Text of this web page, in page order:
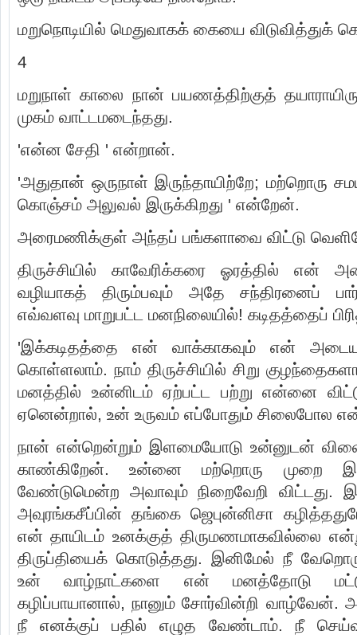
மறுநொடியில் மெதுவாகக் கையை விடுவித்துக்
4
மறுநாள் காலை நான் பயணத்திற்குத்
முகம் வாட்டமடைந்தது.
'என்ன சேதி ' என்றான்.
'அதுதான் ஒருநாள் இருந்தாயிற்றே; மற்றொரு
கொஞ்சம் அலுவல் இருக்கிறது ' என்றேன்.
அரைமணிக்குள் அந்தப் பங்களாவை விட்டு
திருச்சியில் காவேரிக்கரை ஓரத்தில் என்
வழியாகத் திரும்பவும் அதே சந்திரனைப்
எவ்வளவு மாறுபட்ட மனநிலையில்! கடிதத்தைப்
'இக்கடிதத்தை என் வாக்காகவும் என்
கொள்ளலாம். நாம் திருச்சியில் சிறு
மனத்தில் உன்னிடம் ஏற்பட்ட பற்று என்னை
ஏனென்றால், உன் உருவம் எப்போதும் சிலைபோல
நான் என்றென்றும் இளமையோடு உன்னுடன்
காண்கிறேன். உன்னை மற்றொரு முறை
வேண்டுமென்ற அவாவும் நிறைவேறி விட்டது.
அவுரங்கசீப்பின் தங்கை ஜெபுன்னிசா
என் தாயிடம் உனக்குத் திருமணமாகவில்லை
திருப்தியைக் கொடுத்தது. இனிமேல் நீ
உன் வாழ்நாட்களை என் மனத்தோடு
கழிப்பாயானால், நானும் சோர்வின்றி வாழ்வேன்.
நீ எனக்குப் பதில் எழுத வேண்டாம். நீ